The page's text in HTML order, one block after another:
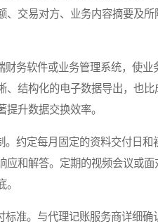
交易对方、业务内容摘要及
务软件或业务管理系统，使业
、结构化的电子数据导出，也
升数据交换效率。
约定每月固定的资料交付日和
应和解答。定期的视频会议或
准。与代理记账服务商详细确